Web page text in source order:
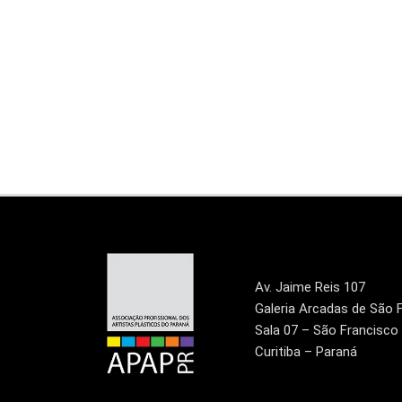
Av. Jaime Reis 107
Galeria Arcadas de São
Sala 07 – São Francisco
Curitiba – Paraná